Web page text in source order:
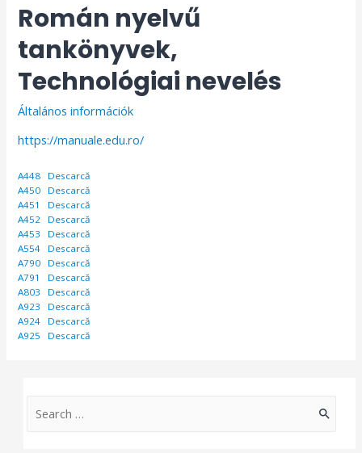
Román nyelvű
tankönyvek,
Technológiai nevelés
Általános információk
https://manuale.edu.ro/
A448
Descarcă
A450
Descarcă
A451
Descarcă
A452
Descarcă
A453
Descarcă
A554
Descarcă
A790
Descarcă
A791
Descarcă
A803
Descarcă
A923
Descarcă
A924
Descarcă
A925
Descarcă
S